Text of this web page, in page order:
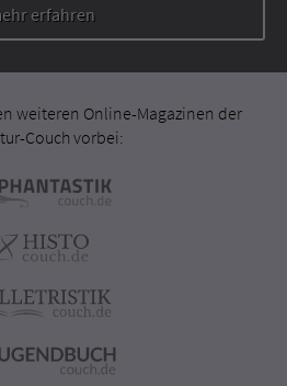
erfahren
weiteren Online-Magazinen der
Couch vorbei: